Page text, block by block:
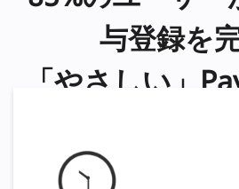
与登録を
「やさしい」